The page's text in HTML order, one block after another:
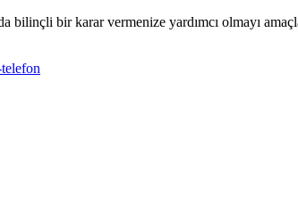
bir karar vermenize yardımcı olmayı